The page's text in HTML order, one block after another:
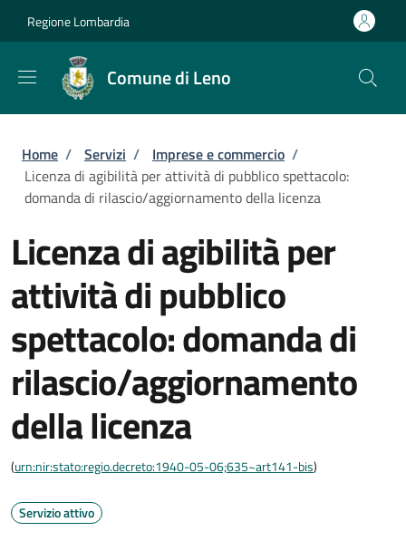
Regione Lombardia
Comune di Leno
Briciole di pane
Home / Servizi / Imprese e commercio /
Licenza di agibilità per attività di pubblico spettacolo:
domanda di rilascio/aggiornamento della licenza
Licenza di agibilità per
attività di pubblico
spettacolo: domanda di
rilascio/aggiornamento
della licenza
(urn:nir:stato:regio.decreto:1940-05-06;635~art141-bis)
Servizio attivo